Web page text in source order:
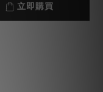
立即購買